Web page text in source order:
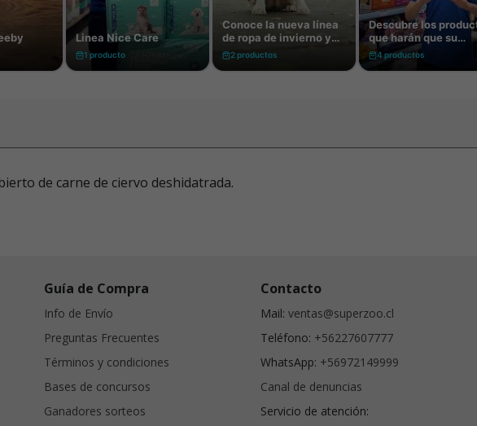
de carne de ciervo deshidatrada.
Guía de Compra
Info de Envío
Preguntas Frecuentes
Términos y condiciones
Bases de concursos
Ganadores sorteos
Contacto
Mail: ventas@superzoo.cl
Teléfono: +56227607777
WhatsApp: +56972149999
Canal de denuncias
Servicio de atención: